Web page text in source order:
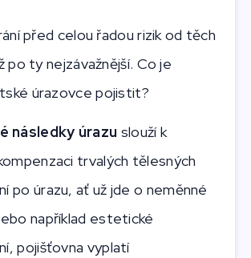
před celou řadou rizik od těch
po ty nejzávažnější. Co je
úrazovce pojistit?
následky úrazu slouží k
trvalých tělesných
po úrazu, ať už jde o neměnné
například estetické
pojišťovna vyplatí